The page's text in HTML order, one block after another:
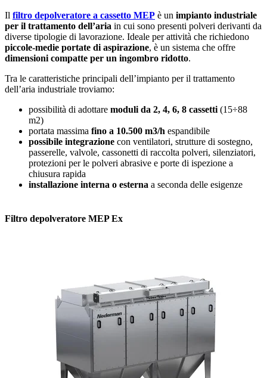
Il filtro depolveratore a cassetto MEP è un impianto industriale
per il trattamento dell’aria in cui sono presenti polveri derivanti da
diverse tipologie di lavorazione. Ideale per attività che richiedono
piccole-medie portate di aspirazione, è un sistema che offre
dimensioni compatte per un ingombro ridotto.
Tra le caratteristiche principali dell’impianto per il trattamento
dell’aria industriale troviamo:
possibilità di adottare moduli da 2, 4, 6, 8 cassetti (15÷88
m2)
portata massima fino a 10.500 m3/h espandibile
possibile integrazione con ventilatori, strutture di sostegno,
passerelle, valvole, cassonetti di raccolta polveri, silenziatori,
protezioni per le polveri abrasive e porte di ispezione a
chiusura rapida
installazione interna o esterna a seconda delle esigenze
Filtro depolveratore MEP Ex